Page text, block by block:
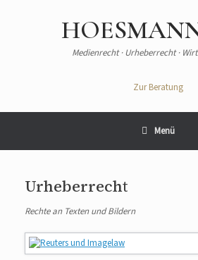
Medienrecht · Urheberrecht ·
Zur Beratung
Menü
Urheberrecht
Rechte an Texten und Bildern